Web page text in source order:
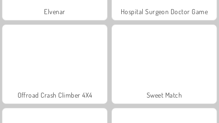
Elvenar Hospital Surgeon Doctor Game
Offroad Crash Climber 4X4 Sweet Match